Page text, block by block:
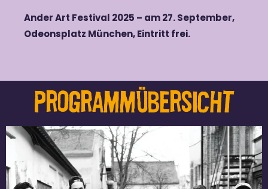
Ander Art Festival 2025 – am 27. September,
Odeonsplatz München, Eintritt frei.
Programmübersicht